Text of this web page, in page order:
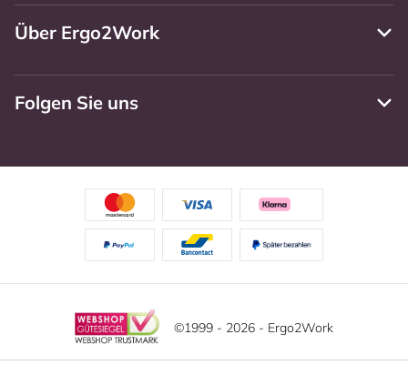
Über Ergo2Work
Folgen Sie uns
©1999 - 2026 - Ergo2Work